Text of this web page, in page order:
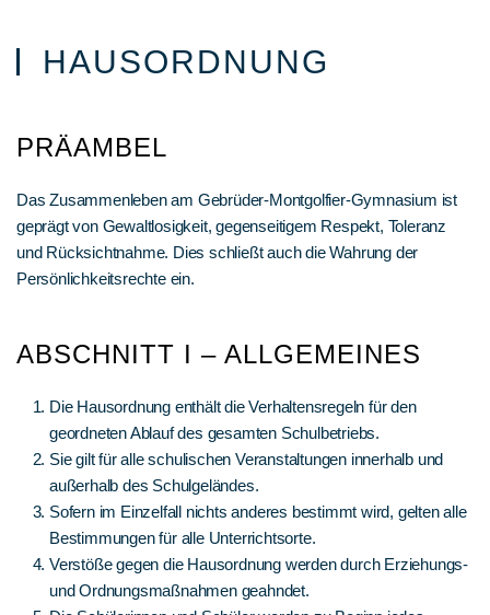
HAUSORDNUNG
PRÄAMBEL
Das Zusammenleben am Gebrüder-Montgolfier-Gymnasium ist
geprägt von Gewaltlosigkeit, gegenseitigem Respekt, Toleranz
und Rücksichtnahme. Dies schließt auch die Wahrung der
Persönlichkeitsrechte ein.
ABSCHNITT I – ALLGEMEINES
Die Hausordnung enthält die Verhaltensregeln für den
geordneten Ablauf des gesamten Schulbetriebs.
Sie gilt für alle schulischen Veranstaltungen innerhalb und
außerhalb des Schulgeländes.
Sofern im Einzelfall nichts anderes bestimmt wird, gelten alle
Bestimmungen für alle Unterrichtsorte.
Verstöße gegen die Hausordnung werden durch Erziehungs-
und Ordnungsmaßnahmen geahndet.